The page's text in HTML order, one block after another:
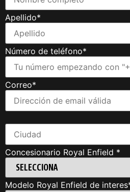
Apellido*
Número de teléfono*
Correo*
Concesionario Royal Enfield *
Modelo Royal Enfield de interes